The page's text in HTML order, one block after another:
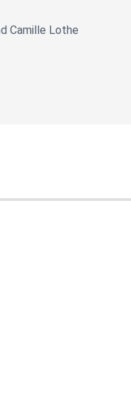
Camille Lothe